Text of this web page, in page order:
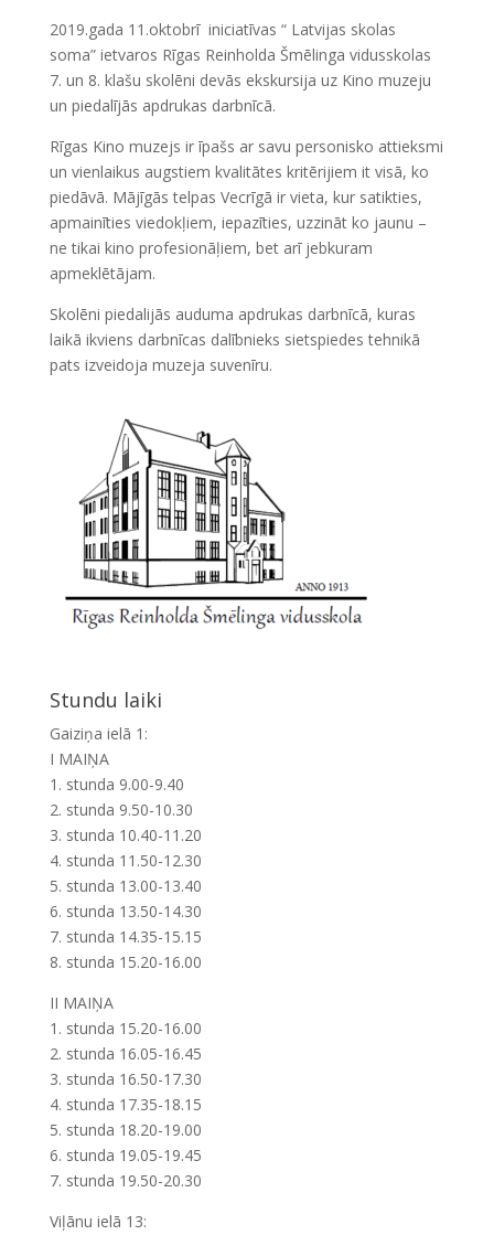
2019.gada 11.oktobrī iniciatīvas “ Latvijas skolas
soma” ietvaros Rīgas Reinholda Šmēlinga vidusskolas
7. un 8. klašu skolēni devās ekskursija uz Kino muzeju
un piedalījās apdrukas darbnīcā.
Rīgas Kino muzejs ir īpašs ar savu personisko attieksmi
un vienlaikus augstiem kvalitātes kritērijiem it visā, ko
piedāvā. Mājīgās telpas Vecrīgā ir vieta, kur satikties,
apmainīties viedokļiem, iepazīties, uzzināt ko jaunu –
ne tikai kino profesionāļiem, bet arī jebkuram
apmeklētājam.
Skolēni piedalijās auduma apdrukas darbnīcā, kuras
laikā ikviens darbnīcas dalībnieks sietspiedes tehnikā
pats izveidoja muzeja suvenīru.
Stundu laiki
Gaiziņa ielā 1:
I MAIŅA
1. stunda 9.00-9.40
2. stunda 9.50-10.30
3. stunda 10.40-11.20
4. stunda 11.50-12.30
5. stunda 13.00-13.40
6. stunda 13.50-14.30
7. stunda 14.35-15.15
8. stunda 15.20-16.00
II MAIŅA
1. stunda 15.20-16.00
2. stunda 16.05-16.45
3. stunda 16.50-17.30
4. stunda 17.35-18.15
5. stunda 18.20-19.00
6. stunda 19.05-19.45
7. stunda 19.50-20.30
Viļānu ielā 13: